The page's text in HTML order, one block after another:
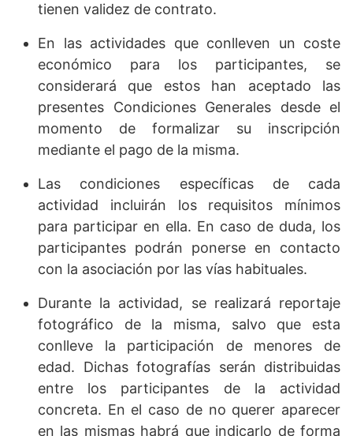
tienen validez de contrato.
En las actividades que conlleven un coste
económico para los participantes, se
considerará que estos han aceptado las
presentes Condiciones Generales desde el
momento de formalizar su inscripción
mediante el pago de la misma.
Las condiciones específicas de cada
actividad incluirán los requisitos mínimos
para participar en ella. En caso de duda, los
participantes podrán ponerse en contacto
con la asociación por las vías habituales.
Durante la actividad, se realizará reportaje
fotográfico de la misma, salvo que esta
conlleve la participación de menores de
edad. Dichas fotografías serán distribuidas
entre los participantes de la actividad
concreta. En el caso de no querer aparecer
en las mismas habrá que indicarlo de forma